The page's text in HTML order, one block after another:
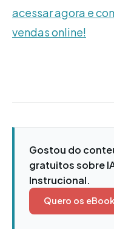
acessar agora e
vendas online!
Gostou do
gratuitos sobre
Instrucional.
Quero os